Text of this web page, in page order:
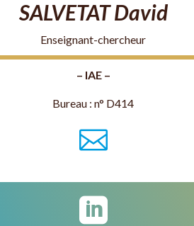
SALVETAT David
Enseignant-chercheur
– IAE –
Bureau : n° D414

